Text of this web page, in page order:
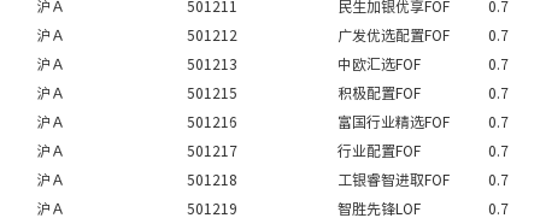
沪Ａ
501211 民生加银优享FOF
0.7
沪Ａ
501212 广发优选配置FOF
0.7
沪Ａ
501213 中欧汇选FOF
0.7
沪Ａ
501215 积极配置FOF
0.7
沪Ａ
501216 富国行业精选FOF
0.7
沪Ａ
501217 行业配置FOF
0.7
沪Ａ
501218 工银睿智进取FOF
0.7
沪Ａ
501219 智胜先锋LOF
0.7